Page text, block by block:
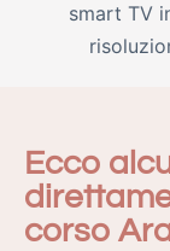
smart TV
Ecco
corso